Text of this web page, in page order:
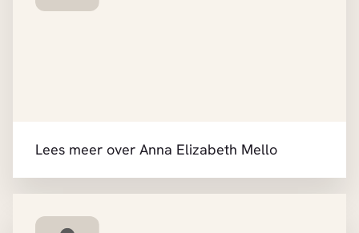
Lees meer over Anna Elizabeth Mello